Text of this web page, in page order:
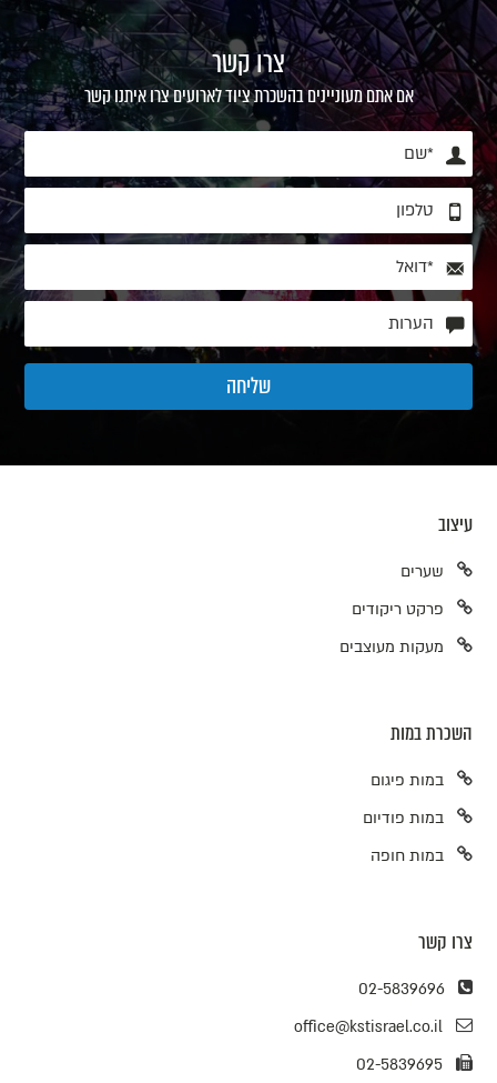
צרו קשר
אם אתם מעוניינים בהשכרת ציוד לארועים צרו איתנו קשר
עיצוב
שערים
פרקט ריקודים
מעקות מעוצבים
השכרת במות
במות פיגום
במות פודיום
במות חופה
צרו קשר
02-5839696
office@kstisrael.co.il
02-5839695